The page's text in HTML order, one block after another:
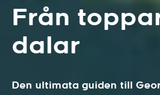
Från
dalar
Den ultimata guiden till